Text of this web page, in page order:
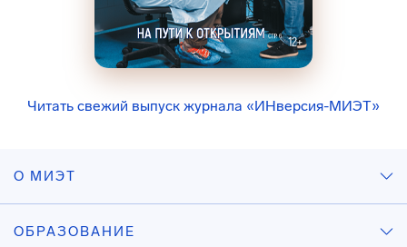
Читать свежий выпуск журнала «ИНверсия-МИЭТ»
О МИЭТ
ОБРАЗОВАНИЕ